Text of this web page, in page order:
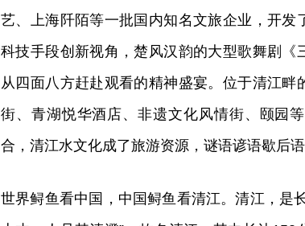
艺、上海阡陌等一批国内知名文旅企业，开发
科技手段创新视角，楚风汉韵的大型歌舞剧
从四面八方赶赴观看的精神盛宴。位于清江
街、青湖悦华酒店、非遗文化风情街、颐园
合，清江水文化成了旅游资源，谜语谚语歇后
世界鲟鱼看中国，中国鲟鱼看清江。清江，是